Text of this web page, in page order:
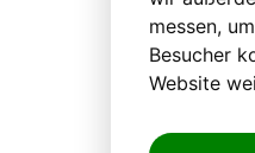
messen,
Besucher
Website